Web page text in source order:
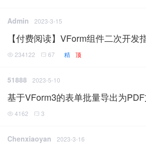
Admin 2023-3-15
【付费阅读】VForm组件二次开发
234122 67 精 顶
51888 2023-5-10
基于VForm3的表单批量导出为
4162 3
Chenxiaoyan 2023-3-16